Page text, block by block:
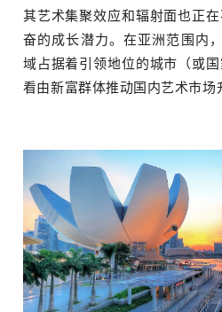
中文 EN
搜索
其艺术集聚效应和辐射面也正
奋的成长潜力。 在亚洲范围内
域占据着引领地位的城市（或
看由新富群体推动国内艺术市